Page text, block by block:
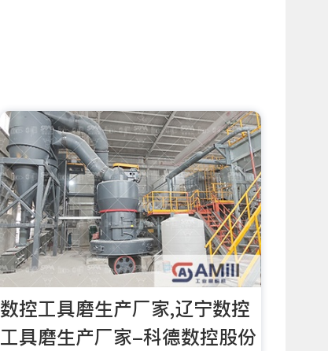
数控工具磨生产厂家,辽宁数控
工具磨生产厂家-科德数控股份